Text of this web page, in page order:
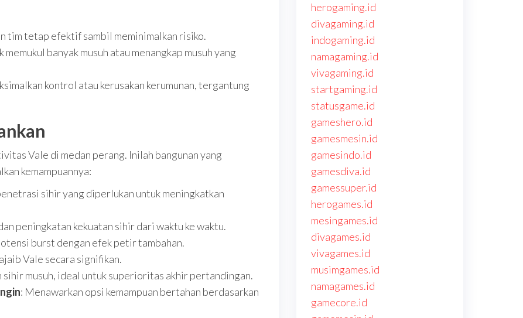
tim tetap efektif sambil meminimalkan risiko.
banyak musuh atau menangkap musuh yang
kontrol atau kerusakan kerumunan, tergantung
Vale di medan perang. Inilah bangunan yang
kemampuannya:
sihir yang diperlukan untuk meningkatkan
peningkatan kekuatan sihir dari waktu ke waktu.
burst dengan efek petir tambahan.
Vale secara signifikan.
sihir musuh, ideal untuk superioritas akhir pertandingan.
: Menawarkan opsi kemampuan bertahan berdasarkan
herogaming.id
divagaming.id
indogaming.id
namagaming.id
vivagaming.id
startgaming.id
statusgame.id
gameshero.id
gamesmesin.id
gamesindo.id
gamesdiva.id
gamessuper.id
herogames.id
mesingames.id
divagames.id
vivagames.id
musimgames.id
namagames.id
gamecore.id